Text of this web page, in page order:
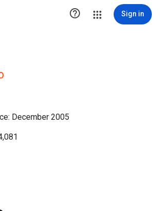
 Sign in
December 2005